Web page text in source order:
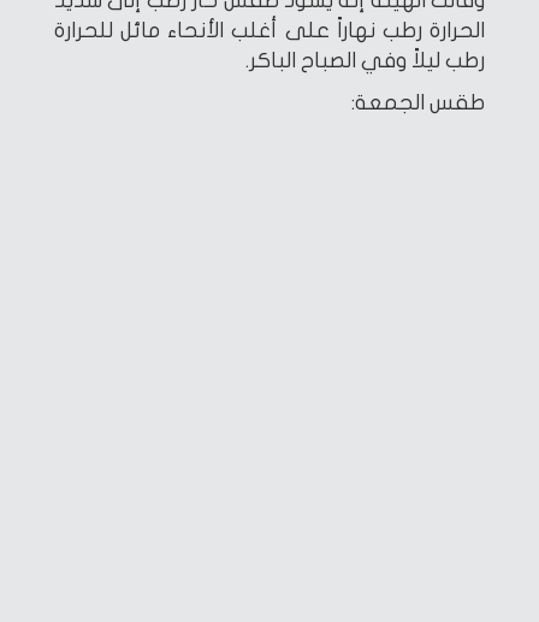
الحرارة رطب نهاراً على أغلب الأنحاء مائل للحرارة
رطب ليلاً وفي الصباح الباكر.
طقس الجمعة: